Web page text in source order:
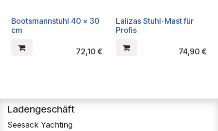
Bootsmannstuhl 40 x 30
cm
72,10€
Lalizas Stuhl-Mast für
Profis
74,90 €
Ladengeschäft
Seesack Yachting